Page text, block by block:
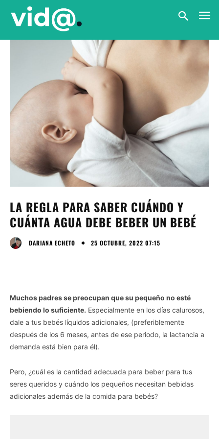
LA REGLA PARA SABER CUÁNDO Y
CUÁNTA AGUA DEBE BEBER UN BEBÉ
DARIANA ECHETO 25 OCTUBRE, 2022 07:15
Muchos padres se preocupan que su pequeño no esté
bebiendo lo suficiente. Especialmente en los días calurosos,
dale a tus bebés líquidos adicionales, (preferiblemente
después de los 6 meses, antes de ese periodo, la lactancia a
demanda está bien para él).
Pero, ¿cuál es la cantidad adecuada para beber para tus
seres queridos y cuándo los pequeños necesitan bebidas
adicionales además de la comida para bebés?